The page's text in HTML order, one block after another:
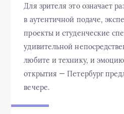
Для зрителя это означает
в аутентичной подаче,
проекты и студенческие
удивительной
любите и технику, и
открытия — Петербург
вечере.